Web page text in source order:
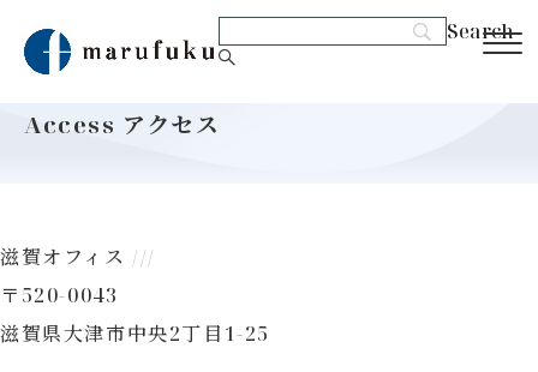
Access アクセス
滋賀オフィス ///
〒520-0043
滋賀県大津市中央2丁目1-25